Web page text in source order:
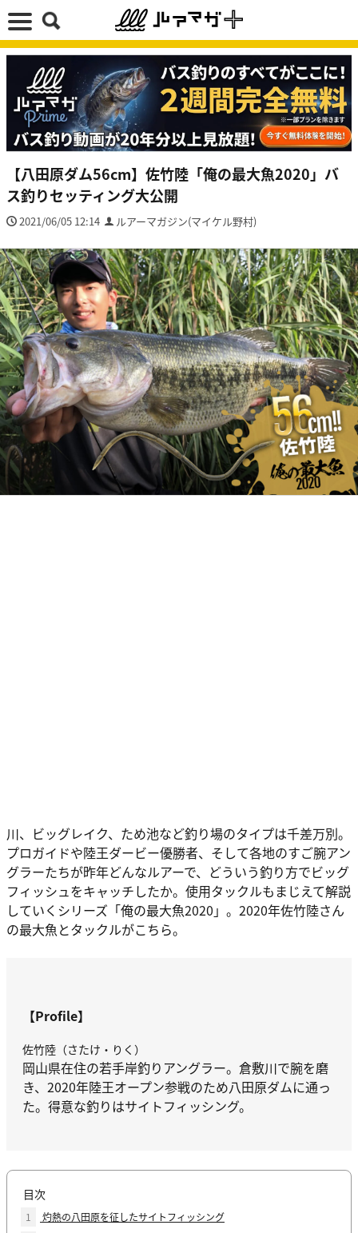
【八田原ダム56cm】佐竹陸「俺の最大魚2020」バ
ス釣りセッティング大公開
2021/06/05 12:14 ルアーマガジン(マイケル野村)
川、ビッグレイク、ため池など釣り場のタイプは千差万別。
プロガイドや陸王ダービー優勝者、そして各地のすご腕アン
グラーたちが昨年どんなルアーで、どういう釣り方でビッグ
フィッシュをキャッチしたか。使用タックルもまじえて解説
していくシリーズ「俺の最大魚2020」。2020年佐竹陸さん
の最大魚とタックルがこちら。
【Profile】
佐竹陸（さたけ・りく）
岡山県在住の若手岸釣りアングラー。倉敷川で腕を磨
き、2020年陸王オープン参戦のため八田原ダムに通っ
た。得意な釣りはサイトフィッシング。
目次
1
灼熱の八田原を征したサイトフィッシング